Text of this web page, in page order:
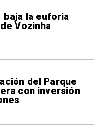
baja la euforia
Vozinha
del Parque
con inversión